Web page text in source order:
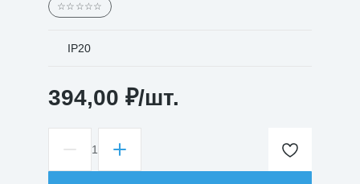
☆☆☆☆☆
IP20
394,00 ₽/шт.
Количество
товара
1